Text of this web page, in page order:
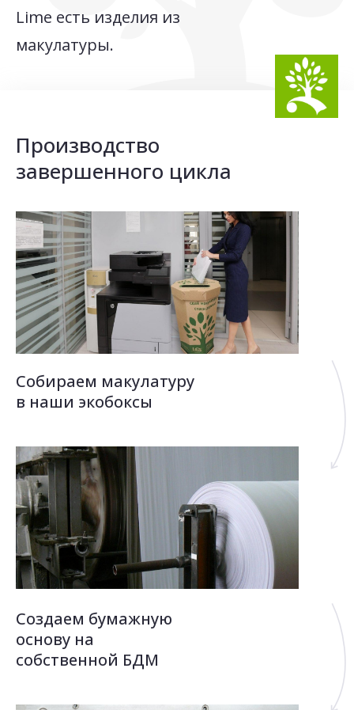
Lime есть изделия из
макулатуры.
Производство
завершенного цикла
Собираем макулатуру
в наши экобоксы
Создаем бумажную
основу на
собственной БДМ